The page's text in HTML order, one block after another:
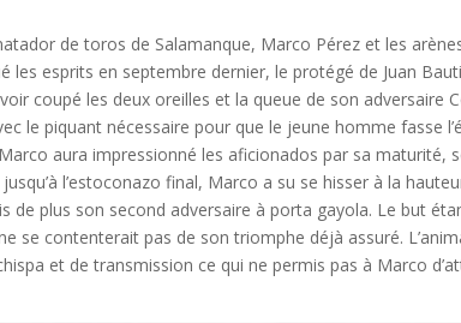
de toros de Salamanque, Marco Pérez et les
les esprits en septembre dernier, le protégé de Juan
coupé les deux oreilles et la queue de son adversaire
le piquant nécessaire pour que le jeune homme fasse
aura impressionné les aficionados par sa maturité,
l’estoconazo final, Marco a su se hisser à la
de plus son second adversaire à porta gayola. Le but
se contenterait pas de son triomphe déjà assuré.
et de transmission ce qui ne permis pas à Marco